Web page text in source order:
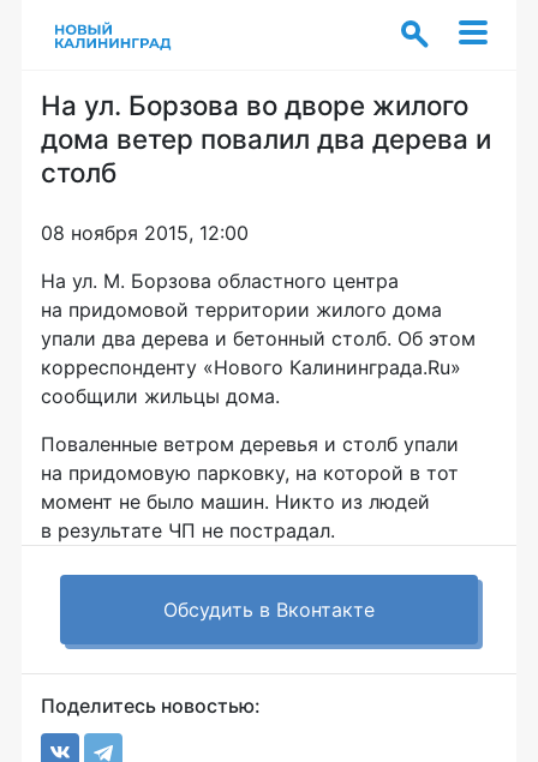
На ул. Борзова во дворе жилого
дома ветер повалил два дерева и
столб
08 ноября 2015, 12:00
На ул. М. Борзова областного центра
на придомовой территории жилого дома
упали два дерева и бетонный столб. Об этом
корреспонденту «Нового Калининграда.Ru»
сообщили жильцы дома.
Поваленные ветром деревья и столб упали
на придомовую парковку, на которой в тот
момент не было машин. Никто из людей
в результате ЧП не пострадал.
Обсудить в Вконтакте
Поделитесь новостью: